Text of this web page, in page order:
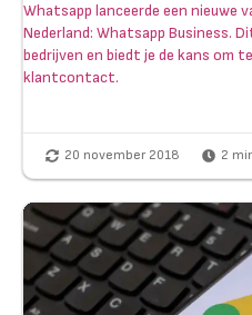
Whatsapp lanceerde een nieuwe
Nederland: Whatsapp Business.
bedrijven en biedt je de kans om
klantcontact.
20 november 2018 2